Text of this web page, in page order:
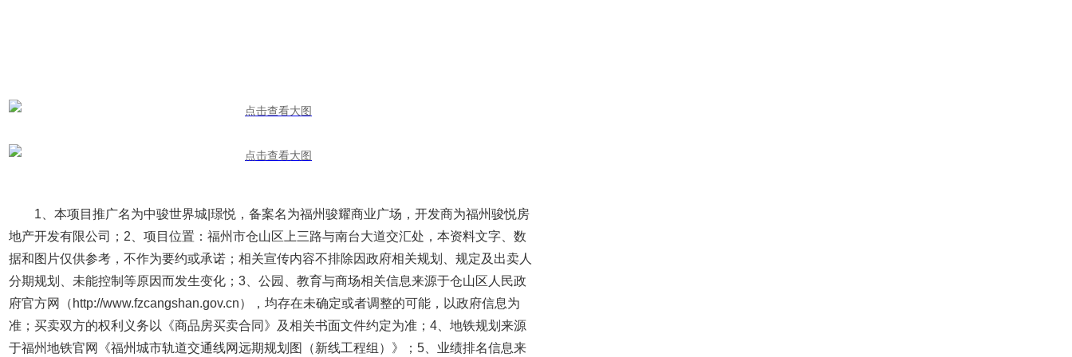
1、本项目推广名为中骏世界城|璟悦，备案名为福州骏耀商业广场，开发商为福州骏悦房
地产开发有限公司；2、项目位置：福州市仓山区上三路与南台大道交汇处，本资料文字、数
据和图片仅供参考，不作为要约或承诺；相关宣传内容不排除因政府相关规划、规定及出卖人
分期规划、未能控制等原因而发生变化；3、公园、教育与商场相关信息来源于仓山区人民政
府官方网（http://www.fzcangshan.gov.cn），均存在未确定或者调整的可能，以政府信息为
准；买卖双方的权利义务以《商品房买卖合同》及相关书面文件约定为准；4、地铁规划来源
于福州地铁官网《福州城市轨道交通线网远期规划图（新线工程组）》；5、业绩排名信息来